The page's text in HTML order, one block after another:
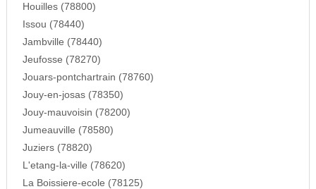
Houilles (78800)
Issou (78440)
Jambville (78440)
Jeufosse (78270)
Jouars-pontchartrain (78760)
Jouy-en-josas (78350)
Jouy-mauvoisin (78200)
Jumeauville (78580)
Juziers (78820)
L'etang-la-ville (78620)
La Boissiere-ecole (78125)